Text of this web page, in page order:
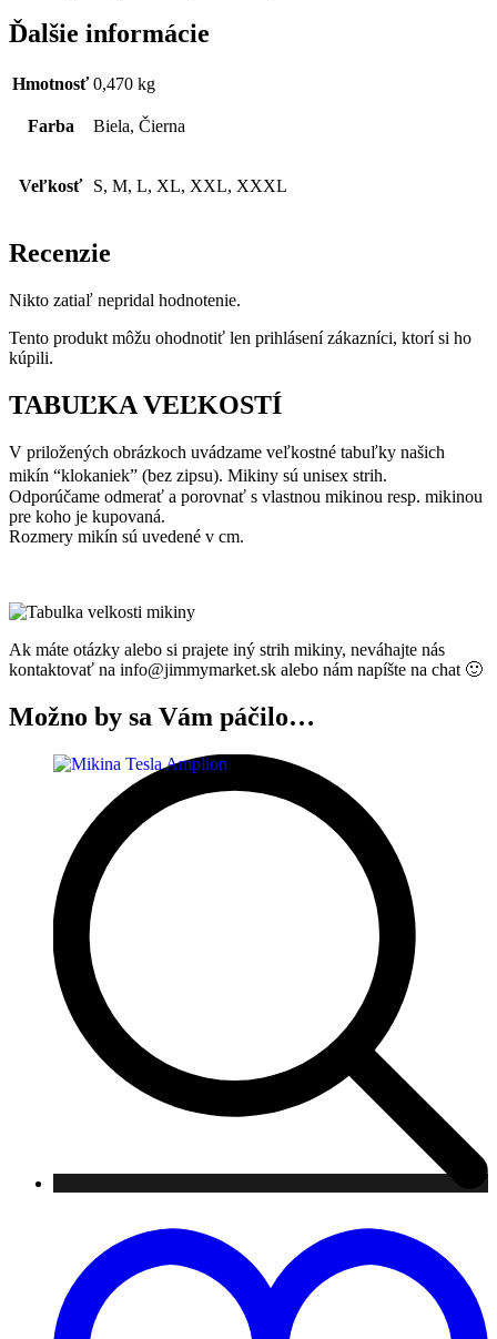
Ďalšie informácie
Hmotnosť 0,470 kg
Farba Biela, Čierna
Veľkosť S, M, L, XL, XXL, XXXL
Recenzie
Nikto zatiaľ nepridal hodnotenie.
Tento produkt môžu ohodnotiť len prihlásení zákazníci, ktorí si ho
kúpili.
TABUĽKA VEĽKOSTÍ
V priložených obrázkoch uvádzame veľkostné tabuľky našich
mikín “klokaniek” (bez zipsu). Mikiny sú unisex strih.
Odporúčame odmerať a porovnať s vlastnou mikinou resp. mikinou
pre koho je kupovaná.
Rozmery mikín sú uvedené v cm.
Ak máte otázky alebo si prajete iný strih mikiny, neváhajte nás
kontaktovať na info@jimmymarket.sk alebo nám napíšte na chat 🙂
Možno by sa Vám páčilo…